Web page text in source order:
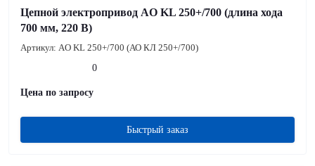
Цепной электропривод AO KL 250+/700 (длина хода
700 мм, 220 В)
Артикул: AO KL 250+/700 (АО КЛ 250+/700)
0
Цена по запросу
Быстрый заказ